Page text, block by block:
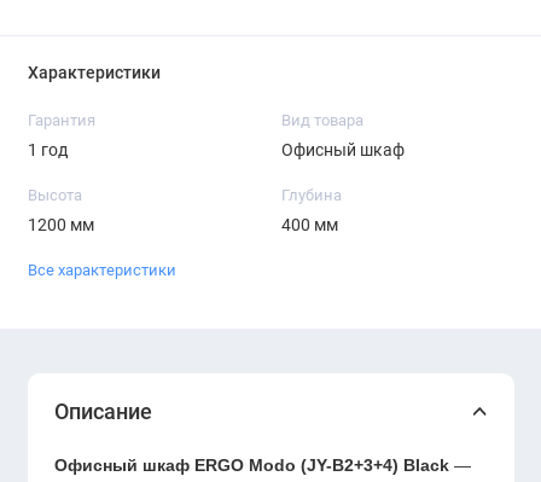
Характеристики
Гарантия
1 год
Вид товара
Офисный шкаф
Высота
1200 мм
Глубина
400 мм
Все характеристики
Описание
Офисный шкаф ERGO Modo (JY-B2+3+4) Black —